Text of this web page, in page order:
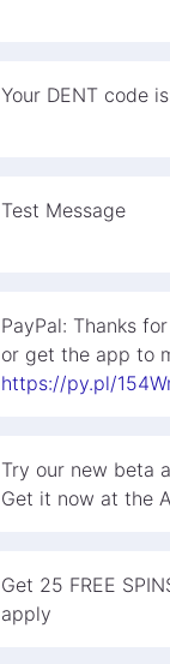
Your DENT code
Test Message
PayPal: Thanks
or get the app to
https://py.pl/
Try our new beta
Get it now at the
Get 25 FREE
apply